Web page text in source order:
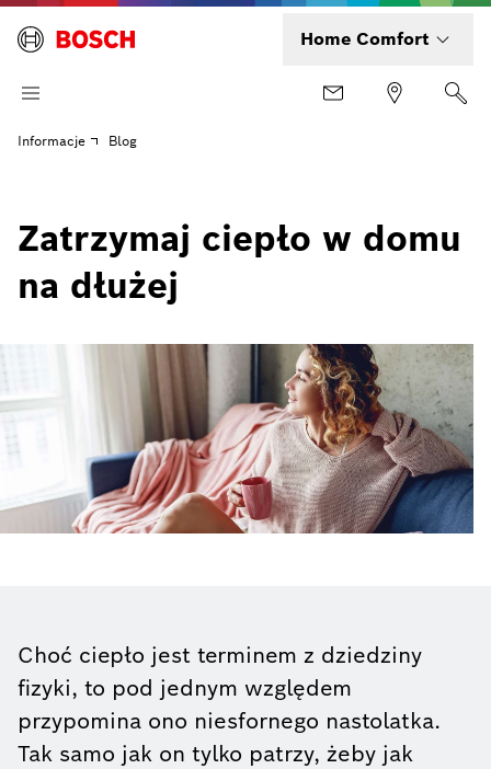
Home Comfort
Informacje Blog
Zatrzymaj ciepło w domu
na dłużej
Choć ciepło jest terminem z dziedziny
fizyki, to pod jednym względem
przypomina ono niesfornego nastolatka.
Tak samo jak on tylko patrzy, żeby jak